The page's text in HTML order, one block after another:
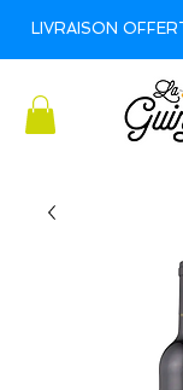
LIVRAISON